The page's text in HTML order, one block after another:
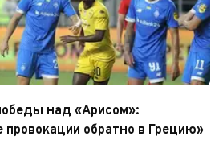
над «Арисом»:
обратно в Грецию»